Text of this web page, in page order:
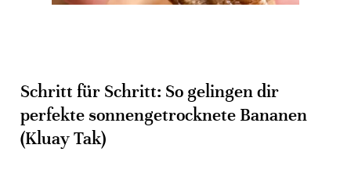
Schritt für Schritt: So gelingen dir
perfekte sonnengetrocknete Bananen
(Kluay Tak)